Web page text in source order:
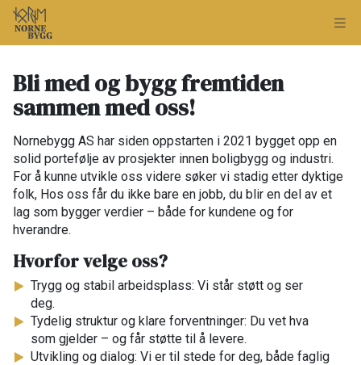
Bli med og bygg fremtiden
sammen med oss!​
Nornebygg AS har siden oppstarten i 2021 bygget opp en
solid portefølje av prosjekter innen boligbygg og industri.​
For å kunne utvikle oss videre søker vi stadig etter dyktige
folk, Hos oss får du ikke bare en jobb, du blir en del av et
lag som bygger verdier – både for kundene og for
hverandre.​
​Hvorfor velge oss?​
Trygg og stabil arbeidsplass: Vi står støtt og ser
deg.​
Tydelig struktur og klare forventninger: Du vet hva
som gjelder – og får støtte til å levere.​
Utvikling og dialog: Vi er til stede for deg, både faglig